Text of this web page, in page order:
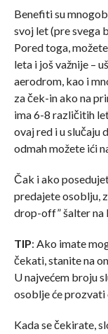
Benefiti su
svoj let (pre svega
Pored toga,
leta i još važnije –
aerodrom, kao i
za ček-in ako na
ima 6-8 različitih
ovaj red i u slučaju
odmah možete ići
Čak i ako
predajete osoblju,
drop-off” šalter na
TIP: Ako imate
čekati, stanite na
U najvećem broju
osoblje će prozvati
Kada se čekirate,